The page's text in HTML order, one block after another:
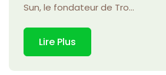
Sun, le fondateur de Tro...
Lire Plus